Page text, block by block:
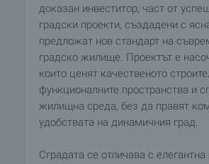
доказан инвеститор, част от
градски проекти, създадени с
предложат нов стандарт на
градско жилище. Проектът е
които ценят качественото
функционалните пространства и
жилищна среда, без да правят
удобствата на динамичния град.
Сградата се отличава с елегантна